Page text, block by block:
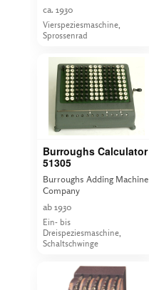
ca. 1930
Vierspeziesmaschine,
Sprossenrad
Burroughs Calculator
51305
Burroughs Adding Machine
Company
ab 1930
Ein- bis
Dreispeziesmaschine,
Schaltschwinge